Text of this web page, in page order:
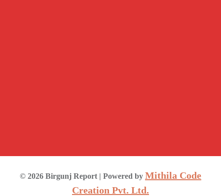
© 2026 Birgunj Report | Powered by Mithila Code
Creation Pvt. Ltd.